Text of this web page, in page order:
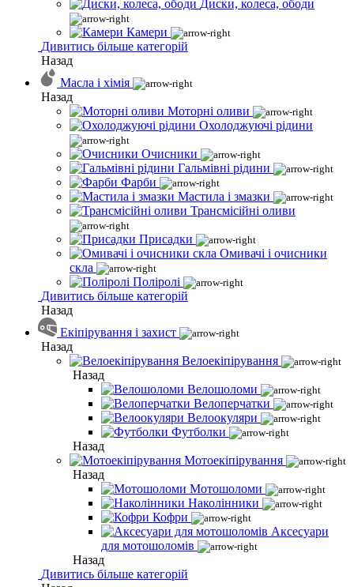
Диски, колеса, ободи
Камери
Дивитись більше категорій
Назад
Масла і хімія
Назад
Моторні оливи
Охолоджуючі рідини
Очисники
Гальмівні рідини
Фарби
Мастила і змазки
Трансмісійні оливи
Присадки
Омивачі і очисники
скла
Поліролі
Дивитись більше категорій
Назад
Екіпірування і захист
Назад
Велоекіпірування
Назад
Велошоломи
Велоперчатки
Велоокуляри
Футболки
Назад
Мотоекіпірування
Назад
Мотошоломи
Наколінники
Кофри
Аксесуари
для мотошоломів
Назад
Дивитись більше категорій